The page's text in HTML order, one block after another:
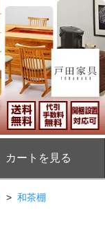
カートを見る
> 和茶棚